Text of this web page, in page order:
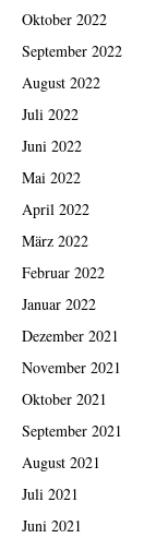
Oktober 2022
September 2022
August 2022
Juli 2022
Juni 2022
Mai 2022
April 2022
März 2022
Februar 2022
Januar 2022
Dezember 2021
November 2021
Oktober 2021
September 2021
August 2021
Juli 2021
Juni 2021